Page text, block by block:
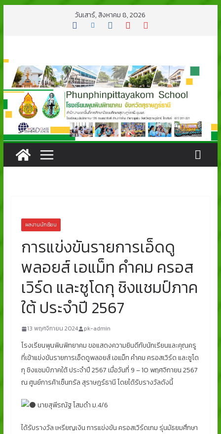
วันเสาร์, สิงหาคม 8, 2026
ผลงานนักเรียน
การแข่งขันรายการเอ็ดดู
พลอยส์ เอแม็ท คำคม ครอส
เวิร์ด และซูโดกุ ชิงแชมป์ภาค
ใต้ ประจำปี 2567
13 พฤศจิกายน 2024 pk-admin
โรงเรียนพุนพินพิทยาคม ขอแสดงความยินดีกับนักเรียนและคุณครู
ที่เข้าแข่งขันรายการเอ็ดดูพลอยส์ เอแม็ท คำคม ครอสเวิร์ด และซูโด
กุ ชิงแชมป์ภาคใต้ ประจำปี 2567 เมื่อวันที่ 9 – 10 พฤศจิกายน 2567
ณ ศูนย์การค้าเซ็นทรัล สุราษฎร์ธานี โดยได้รับรางวัลดังนี้
นายสุพีรณัฐ โสมดำ ม.4/6
ได้รับรางวัล เหรียญเงิน การแข่งขัน ครอสเวิร์ดเกม รุ่นมัธยมศึกษา